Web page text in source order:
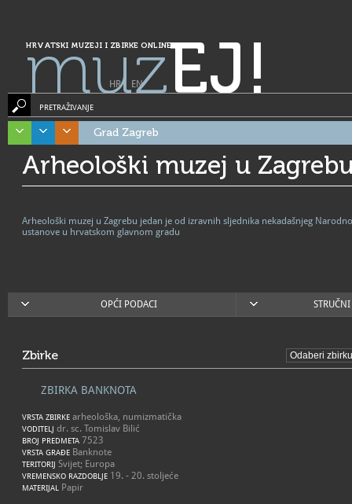
HRVATSKI MUZEJI I ZBIRKE ONLINE
muzEJ!
HR| EN
PRETRAŽIVANJE
Grad Zagreb
Arheološki muzej u
Arheološki muzej u Zagrebu jedan je od izravnih sljednika nekadašnjeg
ustanove u hrvatskom glavnom gradu
OPĆI PODACI
Zbirke
ZBIRKA BANKNOTA
VRSTA ZBIRKE arheološka, numizmatička
VODITELJ dr. sc. Tomislav Bilić
BROJ PREDMETA 7523
VRSTA GRAĐE Banknote
TERITORIJ Svijet; Europa
VREMENSKO RAZDOBLJE 19. - 20. stoljeće
MATERIJAL Papir